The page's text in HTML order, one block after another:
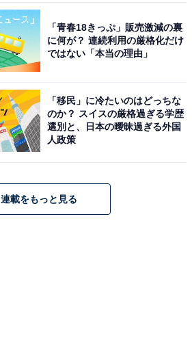
「青春18きっぷ」販売激減の裏
に何が？ 連続利用の厳格化だけ
ではない「本当の理由」
「移民」に冷たいのはどっちな
のか？ スイスの厳格過ぎる学歴
選別と、日本の曖昧過ぎる外国
人政策
連載をもっと見る